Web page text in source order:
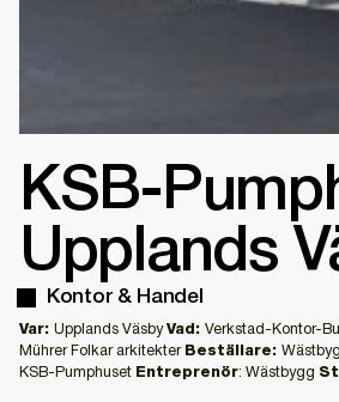
KSB-
Upplands
Kontor & Handel
Var: Upplands VäsbyVad: Verkstad-Kontor-
Mührer Folkar arkitekter Beställare:
KSB-Pumphuset Entreprenör: Wästbygg